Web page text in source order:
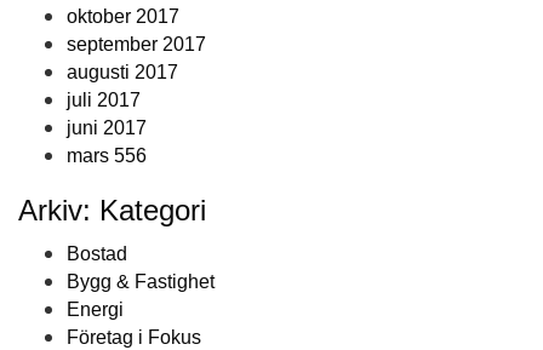
oktober 2017
september 2017
augusti 2017
juli 2017
juni 2017
mars 556
Arkiv: Kategori
Bostad
Bygg & Fastighet
Energi
Företag i Fokus